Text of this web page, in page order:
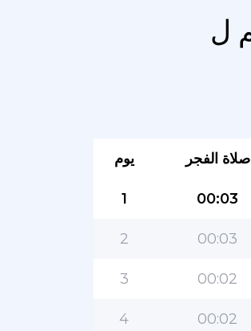
يوم صلاة الفجر
1 00:03
2 00:03
3 00:02
4 00:02